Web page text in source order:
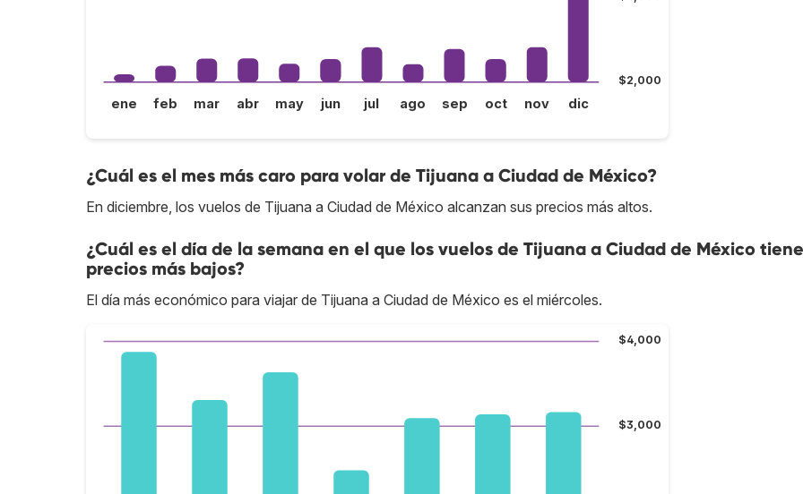
$2,000
ene feb mar abr may jun jul ago sep oct nov dic
¿Cuál es el mes más caro para volar de Tijuana a Ciudad de México?
En diciembre, los vuelos de Tijuana a Ciudad de México alcanzan sus precios más altos.
¿Cuál es el día de la semana en el que los vuelos de Tijuana a Ciudad de México
precios más bajos?
El día más económico para viajar de Tijuana a Ciudad de México es el miércoles.
$3,000
$4,000